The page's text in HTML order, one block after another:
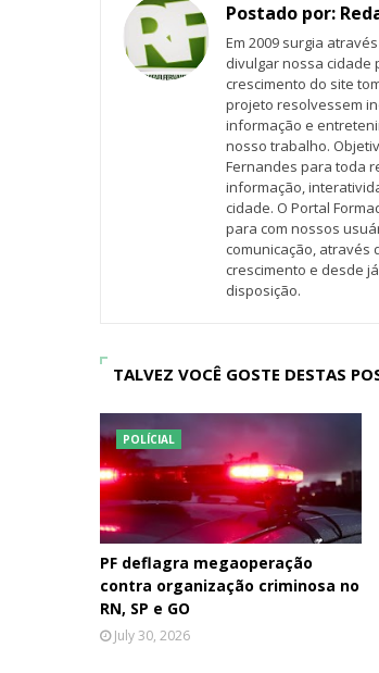
Postado por:
Em 2009 surgia
divulgar nossa cidade
crescimento do site
projeto resolvessem
informação e
nosso trabalho.
Fernandes para toda
informação,
cidade. O Portal
para com nossos
comunicação, através
crescimento e desde
disposição.
TALVEZ VOCÊ GOSTE DESTAS
POLÍCIAL
PF deflagra megaoperação
contra organização criminosa no
RN, SP e GO
July 30, 2026